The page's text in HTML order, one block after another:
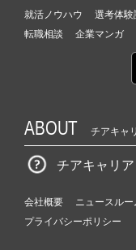
就活ノウハウ 選考体験
転職相談
企業マンガ
ABOUT チアキャ
チアキャリ
会社概要 ニュースルー
プライバシーポリシー